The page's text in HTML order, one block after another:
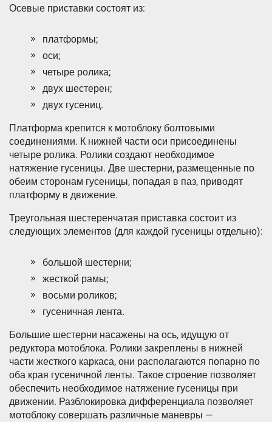
Осевые приставки состоят из:
платформы;
оси;
четыре ролика;
двух шестерен;
двух гусениц.
Платформа крепится к мотоблоку болтовыми
соединениями. К нижней части оси присоединены
четыре ролика. Ролики создают необходимое
натяжение гусеницы. Две шестерни, размещенные по
обеим сторонам гусеницы, попадая в паз, приводят
платформу в движение.
Треугольная шестеренчатая приставка состоит из
следующих элементов (для каждой гусеницы отдельно):
большой шестерни;
жесткой рамы;
восьми роликов;
гусеничная лента.
Большие шестерни насажены на ось, идущую от
редуктора мотоблока. Ролики закреплены в нижней
части жесткого каркаса, они располагаются попарно по
оба края гусеничной ленты. Такое строение позволяет
обеспечить необходимое натяжение гусеницы при
движении. Разблокировка дифференциала позволяет
мотоблоку совершать различные маневры —